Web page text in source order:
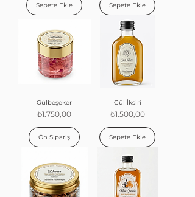
Sepete Ekle Sepete Ekle
Gülbeşeker
Fiyat
₺1.750,00
Ön Sipariş
Gül İksiri
Fiyat
₺1.500,00
Sepete Ekle